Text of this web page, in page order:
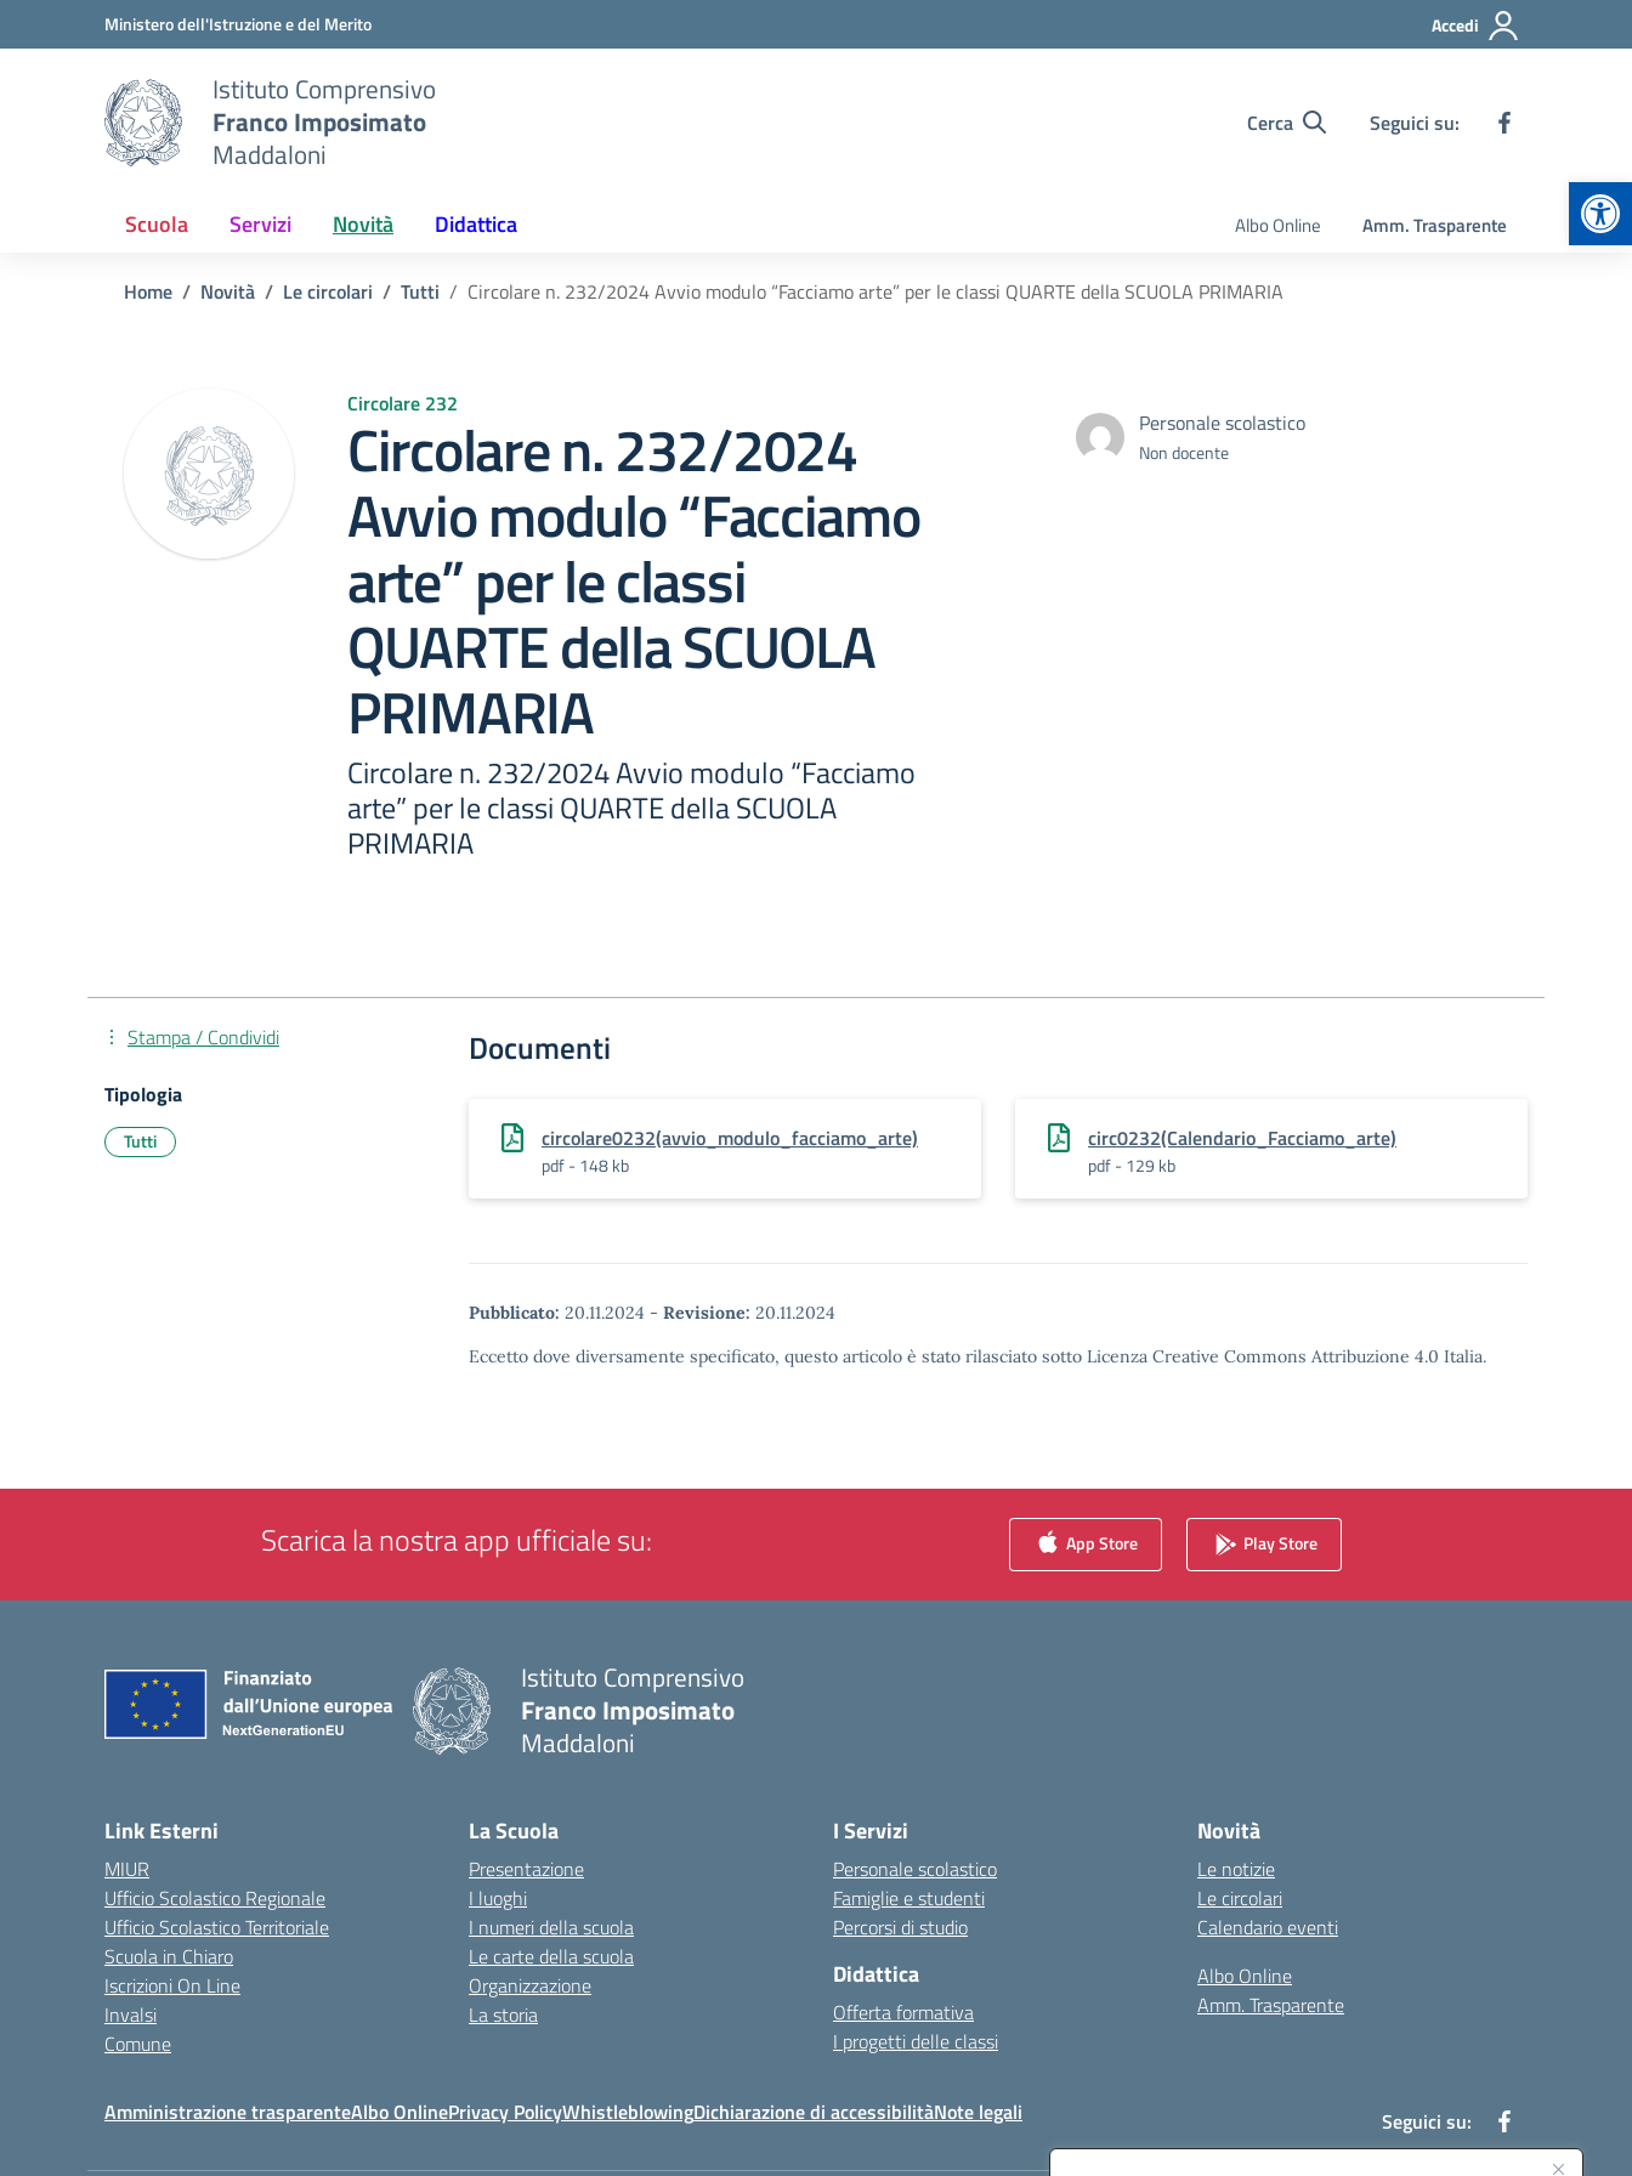
Vai ai contenuti
Vai al menu di navigazioneMinistero dell'Istruzione e del Merito Accedi
Istituto Comprensivo
Franco Imposimato
Maddaloni
Cerca Seguici su:
Scuola Servizi Novità Didattica Albo Online Amm. Trasparente
Home Novità Le circolari Tutti Circolare n. 232/2024 Avvio modulo “Facciamo arte” per le classi QUARTE della SCUOLA PRIMARIA
Circolare 232
Circolare n. 232/2024
Avvio modulo “Facciamo
arte” per le classi
QUARTE della SCUOLA
PRIMARIA
Circolare n. 232/2024 Avvio modulo “Facciamo
arte” per le classi QUARTE della SCUOLA
PRIMARIA
Personale scolastico
Non docente
Documenti
circolare0232(avvio_modulo_facciamo_arte)
pdf - 148 kb
circ0232(Calendario_Facciamo_arte)
pdf - 129 kb
Pubblicato: 20.11.2024 - Revisione: 20.11.2024
Eccetto dove diversamente specificato, questo articolo è stato rilasciato sotto Licenza Creative Commons Attribuzione 4.0 Italia.
Stampa / Condividi
Tipologia
Tutti
Scarica la nostra app ufficiale su: App Store Play Store
Istituto Comprensivo
Franco Imposimato
Maddaloni
Link Esterni
MIUR
Ufficio Scolastico Regionale
Ufficio Scolastico Territoriale
Scuola in Chiaro
Iscrizioni On Line
Invalsi
Comune
La Scuola
Presentazione
I luoghi
I numeri della scuola
Le carte della scuola
Organizzazione
La storia
I Servizi
Personale scolastico
Famiglie e studenti
Percorsi di studio
Didattica
Offerta formativa
I progetti delle classi
Novità
Le notizie
Le circolari
Calendario eventi
Albo Online
Amm. Trasparente
Amministrazione trasparenteAlbo OnlinePrivacy PolicyWhistleblowingDichiarazione di accessibilitàNote legali Seguici su: